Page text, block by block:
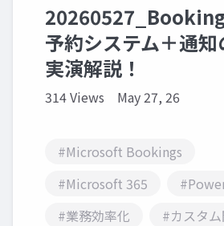
予約システム＋通
実演解説！
314 Views May 27, 26
#Microsoft Bookings
#Microsoft 365
#業務効率化
#カスタ